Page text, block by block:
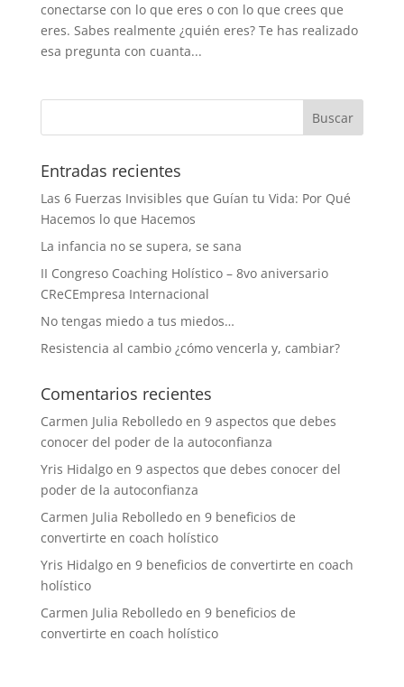
conectarse con lo que eres o con lo que crees que
eres. Sabes realmente ¿quién eres? Te has realizado
esa pregunta con cuanta...
Entradas recientes
Las 6 Fuerzas Invisibles que Guían tu Vida: Por Qué
Hacemos lo que Hacemos
La infancia no se supera, se sana
II Congreso Coaching Holístico – 8vo aniversario
CReCEmpresa Internacional
No tengas miedo a tus miedos…
Resistencia al cambio ¿cómo vencerla y, cambiar?
Comentarios recientes
Carmen Julia Rebolledoen 9 aspectos que debes
conocer del poder de la autoconfianza
Yris Hidalgoen 9 aspectos que debes conocer del
poder de la autoconfianza
Carmen Julia Rebolledoen 9 beneficios de
convertirte en coach holístico
Yris Hidalgoen 9 beneficios de convertirte en coach
holístico
Carmen Julia Rebolledoen 9 beneficios de
convertirte en coach holístico